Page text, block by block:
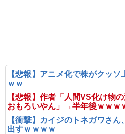
【悲報】アニメ化で株がクッ
ｗｗ
【悲報】作者「人間VS化け物
おもろいやん」→半年後ｗｗｗ
【衝撃】カイジのトネガワさ
出すｗｗｗｗ